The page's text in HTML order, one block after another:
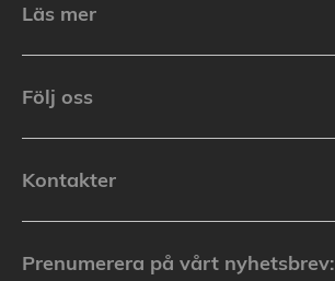
Läs mer
Följ oss
Kontakter
Prenumerera på vårt nyhetsbrev: